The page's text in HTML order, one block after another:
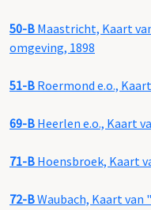
50-B Maastricht, Kaart
omgeving, 1898
51-B Roermond e.o.,
69-B Heerlen e.o., Kaart
71-B Hoensbroek, Kaart
72-BWaubach, Kaart van